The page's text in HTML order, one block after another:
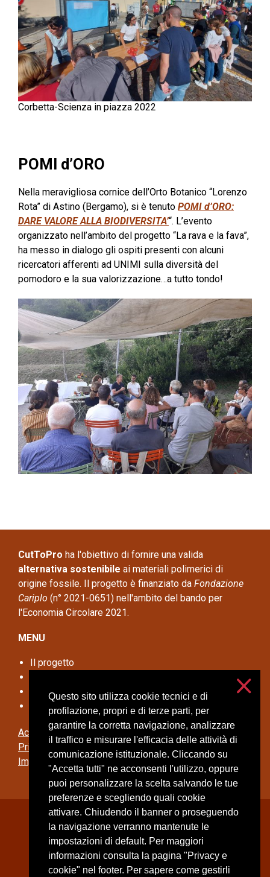
Questo sito utilizza cookie tecnici e di
profilazione, propri e di terze parti, per
garantire la corretta navigazione, analizzare
il traffico e misurare l'efficacia delle attività di
comunicazione istituzionale. Cliccando su
"Accetta tutti" ne acconsenti l'utilizzo, oppure
puoi personalizzare la scelta salvando le tue
preferenze e scegliendo quali cookie
attivare. Chiudendo il banner o proseguendo
la navigazione verranno mantenute le
impostazioni di default. Per maggiori
informazioni consulta la pagina "Privacy e
cookie" nel footer. Per sapere come gestirli
Corbetta-Scienza in piazza 2022
POMI d’ORO
Nella meravigliosa cornice dell’Orto Botanico “Lorenzo
Rota” di Astino (Bergamo), si è tenuto POMI d’ORO:
DARE VALORE ALLA BIODIVERSITA’“. L’evento
organizzato nell’ambito del progetto “La rava e la fava”,
ha messo in dialogo gli ospiti presenti con alcuni
ricercatori afferenti ad UNIMI sulla diversità del
pomodoro e la sua valorizzazione…a tutto tondo!
CutToPro ha l'obiettivo di fornire una valida
alternativa sostenibile ai materiali polimerici di
origine fossile. Il progetto è finanziato da Fondazione
Cariplo (n° 2021-0651) nell'ambito del bando per
l'Economia Circolare 2021.
MENU
Il progetto
Opportunità per le aziende
Contatti
Accessibilità
Privacy e cookies
Impostazioni cookie
Università degli Studi di Milano
Via Festa del Perdono, 7 - 20122 Milano
Posta Elettronica Certificata